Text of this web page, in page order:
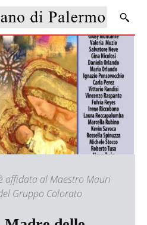
affidata al Maestro Mauri
Gruppo Colorato